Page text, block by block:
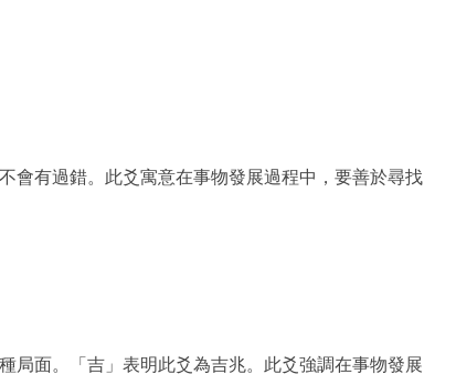
會有過錯。此爻寓意在事物發展過程中，要善於尋找
局面。「吉」表明此爻為吉兆。此爻強調在事物發展